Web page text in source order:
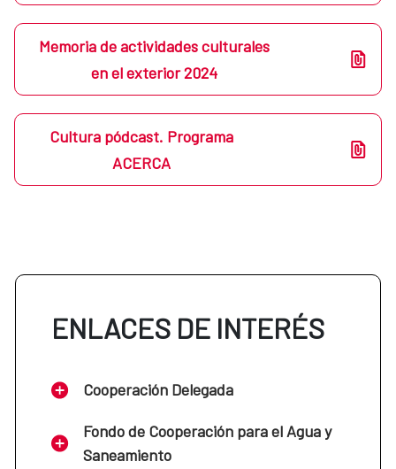
Memoria de actividades culturales
en el exterior 2024
Cultura pódcast. Programa
ACERCA
ENLACES DE INTERÉS
Cooperación Delegada
Fondo de Cooperación para el Agua y
Saneamiento